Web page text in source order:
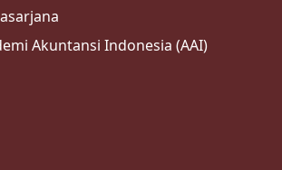
Akuntansi Indonesia (AAI)